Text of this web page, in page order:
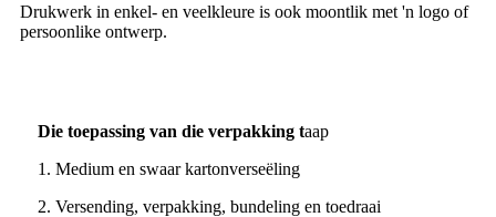
Drukwerk in enkel- en veelkleure is ook moontlik met 'n logo of
persoonlike ontwerp.
Die toepassing van die verpakking taap
1. Medium en swaar kartonverseëling
2. Versending, verpakking, bundeling en toedraai